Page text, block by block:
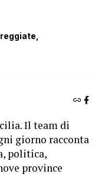
Il team di
giorno racconta
politica,
province